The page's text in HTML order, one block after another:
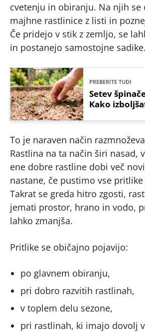
cvetenju in obiranju. Na njih se
majhne rastlinice z listi in
Če pridejo v stik z zemljo, se
in postanejo samostojne sadike.
PREBERITE TUDI
Setev
Kako
To je naraven način
Rastlina na ta način širi nasad,
ene dobre rastline dobi več
nastane, če pustimo vse
Takrat se greda hitro zgosti,
jemati prostor, hrano in vodo,
lahko zmanjša.
Pritlike se običajno pojavijo:
po glavnem obiranju,
pri dobro razvitih rastlinah,
v toplem delu sezone,
pri rastlinah, ki imajo dovolj